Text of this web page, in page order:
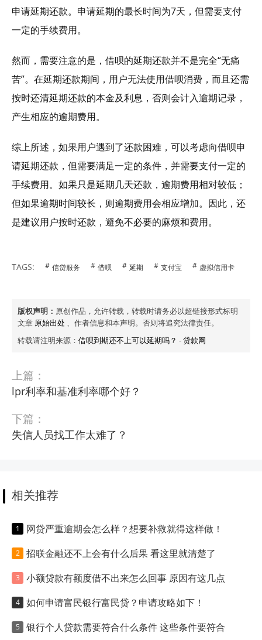
申请延期还款。申请延期的最长时间为7天，但需要支付
一定的手续费用。
然而，需要注意的是，借呗的延期还款并不是完全“无痛
苦”。在延期还款期间，用户无法使用借呗消费，而且还需
按时还清延期还款的本金及利息，否则会计入逾期记录，
产生相应的逾期费用。
综上所述，如果用户遇到了还款困难，可以考虑向借呗申
请延期还款，但需要满足一定的条件，并需要支付一定的
手续费用。如果只是延期几天还款，逾期费用相对较低；
但如果逾期时间较长，则逾期费用会相应增加。因此，还
是建议用户按时还款，避免不必要的麻烦和费用。
TAGS: 信贷服务 借呗 延期 支付宝 虚拟信用卡
版权声明： 原创作品，允许转载，转载时请务必以超链接形式标明
文章 原始出处 、作者信息和本声明。否则将追究法律责任。
转载请注明来源： 借呗到期还不上可以延期吗？ -贷款网
上篇：
lpr利率和基准利率哪个好？
下篇：
失信人员找工作太难了？
相关推荐
网贷严重逾期会怎么样？想要补救就得这样做！
招联金融还不上会有什么后果 看这里就清楚了
小额贷款有额度借不出来怎么回事 原因有这几点
如何申请富民银行富民贷？申请攻略如下！
银行个人贷款需要符合什么条件 这些条件要符合